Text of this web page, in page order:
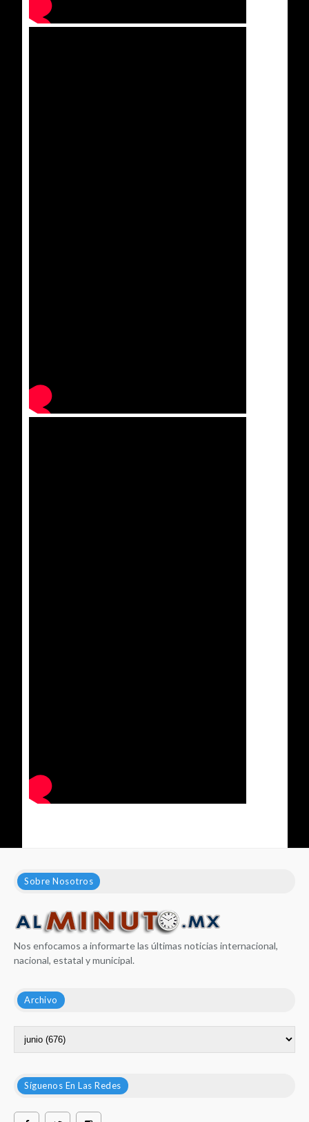
Sobre Nosotros
Nos enfocamos a informarte las últimas noticias internacional,
nacional, estatal y municipal.
Archivo
Síguenos En Las Redes